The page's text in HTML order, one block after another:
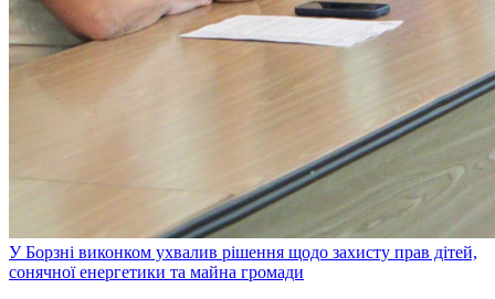
У Борзні виконком ухвалив рішення щодо захисту прав дітей,
сонячної енергетики та майна громади